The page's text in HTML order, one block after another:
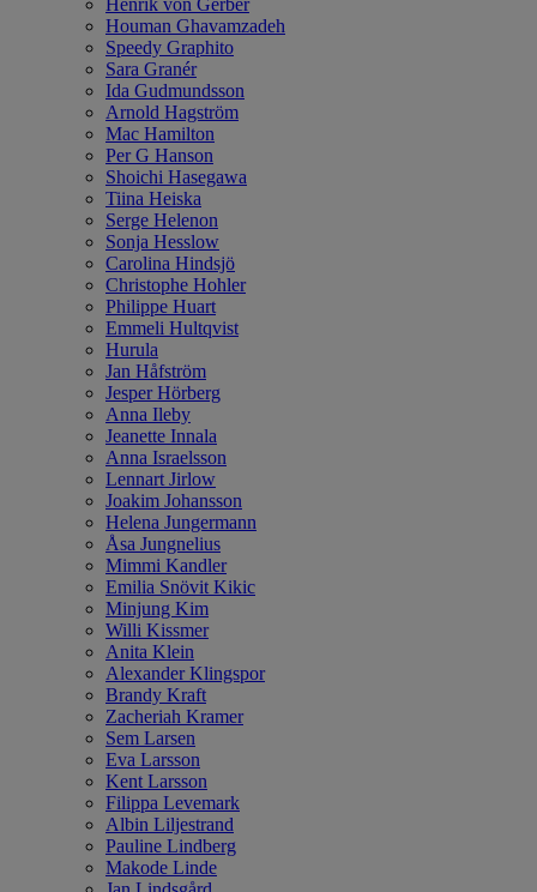
Houman Ghavamzadeh
Speedy Graphito
Sara Granér
Ida Gudmundsson
Arnold Hagström
Mac Hamilton
Per G Hanson
Shoichi Hasegawa
Tiina Heiska
Serge Helenon
Sonja Hesslow
Carolina Hindsjö
Christophe Hohler
Philippe Huart
Emmeli Hultqvist
Hurula
Jan Håfström
Jesper Hörberg
Anna Ileby
Jeanette Innala
Anna Israelsson
Lennart Jirlow
Joakim Johansson
Helena Jungermann
Åsa Jungnelius
Mimmi Kandler
Emilia Snövit Kikic
Minjung Kim
Willi Kissmer
Anita Klein
Alexander Klingspor
Brandy Kraft
Zacheriah Kramer
Sem Larsen
Eva Larsson
Kent Larsson
Filippa Levemark
Albin Liljestrand
Pauline Lindberg
Makode Linde